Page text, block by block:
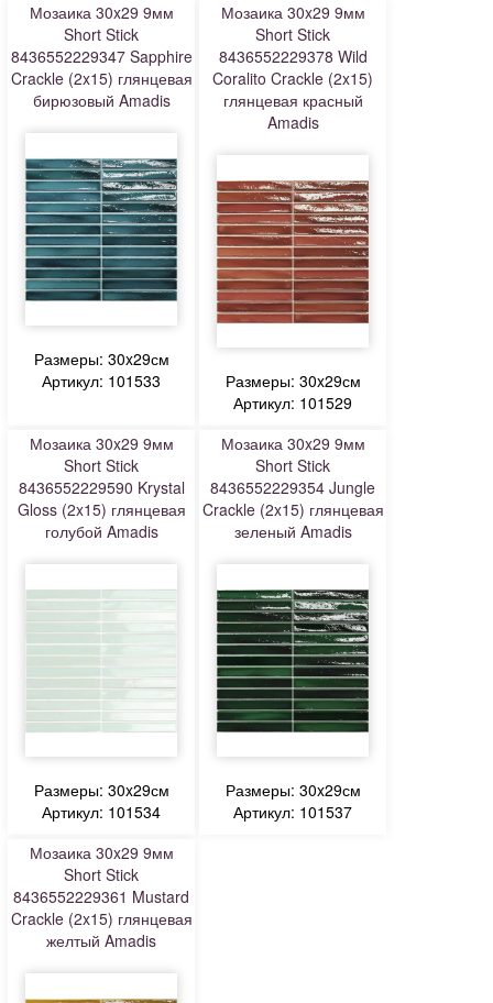
Мозаика 30x29 9мм
Short Stick
8436552229347 Sapphire
Crackle (2x15) глянцевая
бирюзовый Amadis
Размеры: 30x29см
Артикул: 101533
Мозаика 30x29 9мм
Short Stick
8436552229378 Wild
Coralito Crackle (2x15)
глянцевая красный
Amadis
Размеры: 30x29см
Артикул: 101529
Мозаика 30x29 9мм
Short Stick
8436552229590 Krystal
Gloss (2x15) глянцевая
голубой Amadis
Размеры: 30x29см
Артикул: 101534
Мозаика 30x29 9мм
Short Stick
8436552229354 Jungle
Crackle (2x15) глянцевая
зеленый Amadis
Размеры: 30x29см
Артикул: 101537
Мозаика 30x29 9мм
Short Stick
8436552229361 Mustard
Crackle (2x15) глянцевая
желтый Amadis